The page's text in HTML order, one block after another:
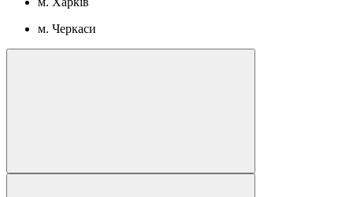
м. Черкаси